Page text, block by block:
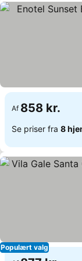
Af 858 kr.
Se priser fra 8
Populært valg